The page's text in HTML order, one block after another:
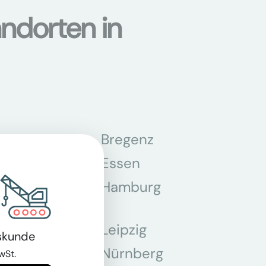
in
Bregenz
Essen
Hamburg
Leipzig
Nürnberg